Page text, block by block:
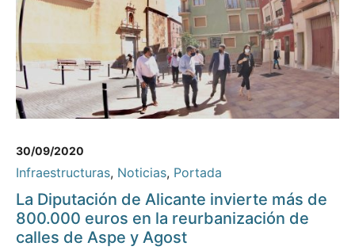
30/09/2020
Infraestructuras, Noticias, Portada
La Diputación de Alicante invierte más de
800.000 euros en la reurbanización de
calles de Aspe y Agost